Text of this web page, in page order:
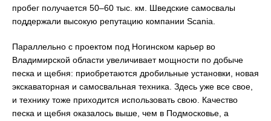
пробег получается 50–60 тыс. км. Шведские самосвалы
поддержали высокую репутацию компании Scania.
Параллельно с проектом под Ногинском карьер во
Владимирской области увеличивает мощности по добыче
песка и щебня: приобретаются дробильные установки, новая
экскаваторная и самосвальная техника. Здесь уже все свое,
и технику тоже приходится использовать свою. Качество
песка и щебня оказалось выше, чем в Подмосковье, а